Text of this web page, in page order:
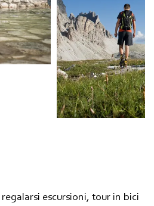
escursioni, tour in bici